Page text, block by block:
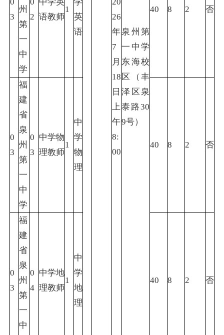
26
年
7
月
18
日
上
午
8:
00
泉州第
一中学
东海校
区（丰
泽区泉
泰路30
9号）
3
州
第
一
中
学
2 语教师
1
英
语
40 8 2 否
0
3
福
建
省
泉
州
第
一
中
学
0
3
中学物
理教师
1
中
学
物
理
40 8 2 否
0
3
福
建
省
泉
州
第
一
中
0
4
中学地
理教师
1
中
学
地
理
40 8 2 否